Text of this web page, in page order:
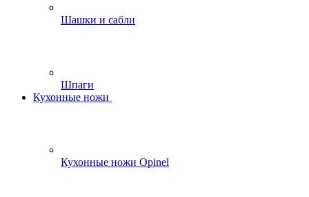
Шашки и сабли
Шпаги
Кухонные ножи
Кухонные ножи Opinel